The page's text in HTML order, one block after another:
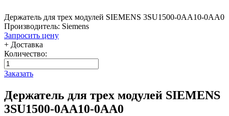
Держатель для трех модулей SIEMENS 3SU1500-0AA10-0AA0
Производитель: Siemens
Запросить цену
+ Доставка
Количество:
Заказать
Держатель для трех модулей SIEMENS
3SU1500-0AA10-0AA0